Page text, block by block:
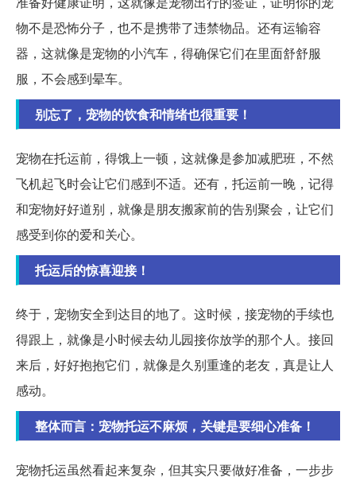
物不是恐怖分子，也不是携带了违禁物品。还有运输容
器，这就像是宠物的小汽车，得确保它们在里面舒舒服
服，不会感到晕车。
别忘了，宠物的饮食和情绪也很重要！
宠物在托运前，得饿上一顿，这就像是参加减肥班，不然
飞机起飞时会让它们感到不适。还有，托运前一晚，记得
和宠物好好道别，就像是朋友搬家前的告别聚会，让它们
感受到你的爱和关心。
托运后的惊喜迎接！
终于，宠物安全到达目的地了。这时候，接宠物的手续也
得跟上，就像是小时候去幼儿园接你放学的那个人。接回
来后，好好抱抱它们，就像是久别重逢的老友，真是让人
感动。
整体而言：宠物托运不麻烦，关键是要细心准备！
宠物托运虽然看起来复杂，但其实只要做好准备，一步步